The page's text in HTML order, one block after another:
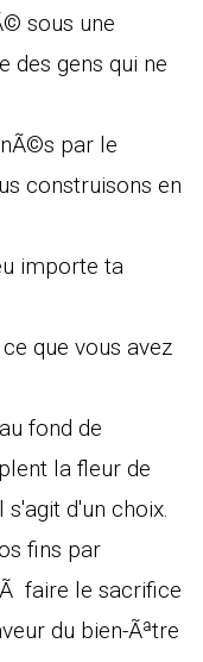
sous une
des gens qui ne
par le
construisons en
importe ta
que vous avez
fond de
la fleur de
d'un choix.
fins par
faire le sacrifice
du bien-Ãªtre